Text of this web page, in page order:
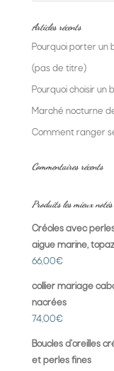
Articles récents
Pourquoi porter un
(pas de titre)
Pourquoi choisir un
Marché nocturne
Comment ranger
Commentaires récents
Produits les mieux notés
Créoles avec
aigue marine,
66,00€
collier mariage
nacrées
74,00€
Boucles d'oreilles
et perles fines